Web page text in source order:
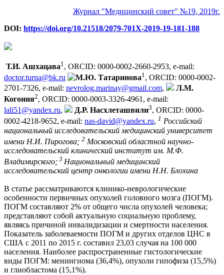
Журнал "Медицинский совет" №19, 2019г.
DOI: https://doi.org/10.21518/2079-701X-2019-19-181-188
Т.И. Ашхацава1 , ORCID: 0000-0002-2660-2953, e-mail:
doctor.turna@bk.ru
М.Ю. Татаринова1, ORCID: 0000-0002-
2701-7326, e-mail: nevrolog.marinay@gmail.com,
Л.М.
Когония2, ORCID: 0000-0003-3326-4961, e-mail:
lali51@yandex.ru, Д.Р. Насхлеташвили3, ORCID: 0000-
0002-4218-9652, e-mail: nas-david@yandex.ru, 1 Российский
национальный исследовательский медицинский университет
имени Н.И. Пирогова; 2 Московский областной научно-
исследовательский клинический институт им. М.Ф.
Владимирского; 3 Национальный медицинский
исследовательский центр онкологии имени Н.Н. Блохина
В статье рассматриваются клинико-неврологические
особенности первичных опухолей головного мозга (ПОГМ).
ПОГМ составляют 2% от общего числа опухолей человека;
представляют собой актуальную социальную проблему,
являясь причиной инвалидизации и смертности населения.
Показатель заболеваемости ПОГМ и других отделов ЦНС в
США с 2011 по 2015 г. составил 23,03 случая на 100 000
населения. Наиболее распространенные гистологические
виды ПОГМ: менингиома (36,4%), опухоли гипофиза (15,5%)
и глиобластома (15,1%).